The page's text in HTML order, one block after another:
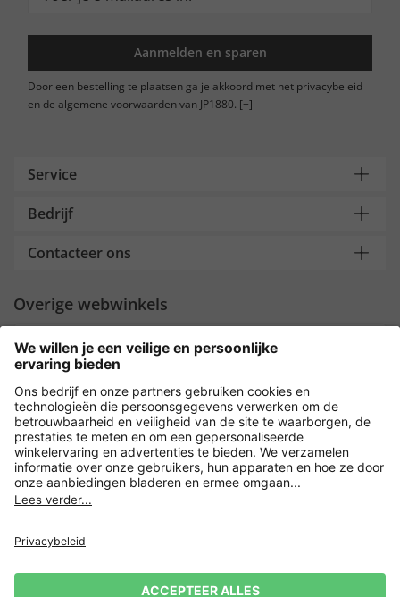
Aanmelden en sparen
Door een bestelling te plaatsen ga je akkoord met het privacybeleid
en de algemene voorwaarden van JP1880. [+]
Service
Bedrijf
Contacteer ons
Overige webwinkels
Nederland
Payment and Delivery
Versleuteling met
Verkoopvoorwaarden Leveringsvoorwaarden